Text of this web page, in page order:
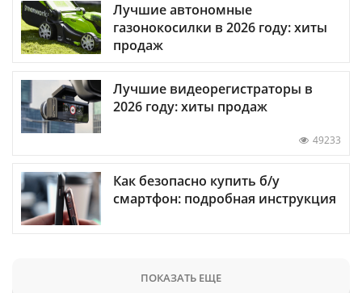
Лучшие автономные
газонокосилки в 2026 году: хиты
продаж
Лучшие видеорегистраторы в
2026 году: хиты продаж
49233
Как безопасно купить б/у
смартфон: подробная инструкция
ПОКАЗАТЬ ЕЩЕ